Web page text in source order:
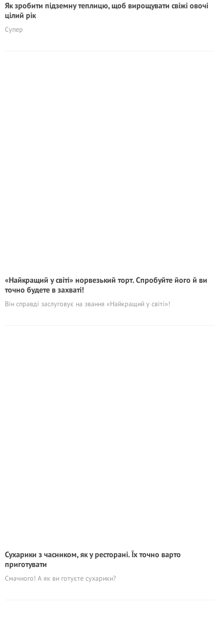
Як зробити підземну теплицю, щоб вирощувати свіжі овочі
цілий рік
Супер
«Найкращий у світі» норвезький торт. Спробуйте його й ви
точно будете в захваті!
Він справді заслуговує на звання «Найкращий у світі»!
Сухарики з часником, як у ресторані. Їх точно варто
приготувати
Смачного! А як ви готуєте сухарики?